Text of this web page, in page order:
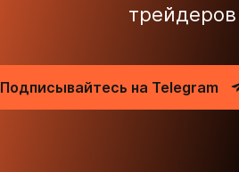
Подписывайтесь на Telegram